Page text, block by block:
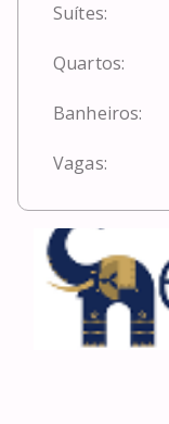
Suítes:
Quartos:
Banheiros:
Vagas: